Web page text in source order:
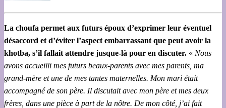
La choufa permet aux futurs époux d’exprimer leur éventuel
désaccord et d’éviter l’aspect embarrassant que peut avoir la
khotba, s’il fallait attendre jusque-là pour en discuter. « Nous
avons accueilli mes futurs beaux-parents avec mes parents, ma
grand-mère et une de mes tantes maternelles. Mon mari était
accompagné de son père. Il discutait avec mon père et mes deux
frères, dans une pièce à part de la nôtre. De mon côté, j’ai fait